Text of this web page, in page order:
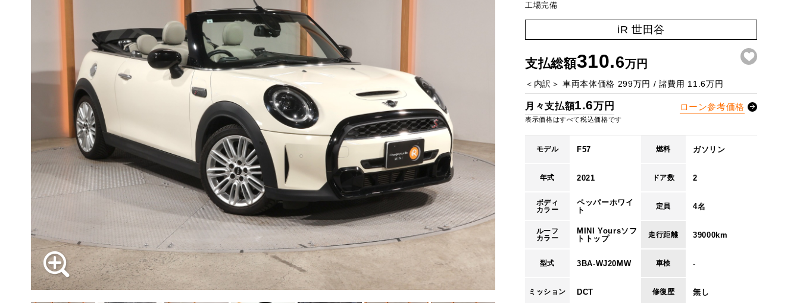
買取Q&A
iRで愛車を売却されたお客様の声
BMWミニ買取査定依頼
ローバーミニ買取査定依頼
最近の修理実績
TOP
iRの買取が他社よりも高い理由
売却手順
必要書類
買取Q&A
iRで愛車を売却されたお客様の声
BMWミニ買取査定依頼
ローバーミニ買取査定依頼
MAINTENANCE メンテナンス
TOP
BMWミニ メンテナンス
ローバーミニ メンテナンス
最近の修理実績
BLOG & MEDIA ブログ＆メディア
TOP
MINI Blog スタッフブログ
User's Voice 購入者様の声
Part's Report パーツ販売のご案内
動画一覧
MINI KNOWLEDGE ミニナレッジ
TOP
BMWミニナレッジ
ローバーミニナレッジ
ABOUT iR iRについて
会社概要
スタッフ紹介
リクルート
RECRUIT 採用情報
プライバシーポリシー
お問い合わせ サイトマップ
月曜日（祝日の場合は火曜日）
月々支払額
総支払額 369.8
頭金
84 回
ボーナス支払回数/年 2 回
内訳
1回目 29,313 円
2回目以降 円
ボーナス月追加額 90,000 円
1.6 万円
384.6 万円
頭金 50 万円
残価 78 万円
支払回数
ボーナス支払回数/年
内訳
1回目 20,273 円
ボーナス月追加額
工場完備
iR 世田谷
支払総額310.6万円
＜内訳＞ 車両本体価格 299万円 / 諸費用 11.6万円
月々支払額1.6万円 ローン参考価格
表示価格はすべて税込価格です
モデル F57
年式 2021
ボディ
カラー
ペッパーホワイ
ト
ルーフ
カラー
MINI Yoursソフ
トトップ
型式 3BA-WJ20MW
ミッション DCT
燃料 ガソリン
ドア数 2
定員 4名
走行距離 39000km
車検 -
修復歴 無し